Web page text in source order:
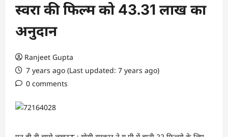
स्वरा की फिल्म को 43.31 लाख का
अनुदान
Ranjeet Gupta
7 years ago (Last updated: 7 years ago)
0 comments